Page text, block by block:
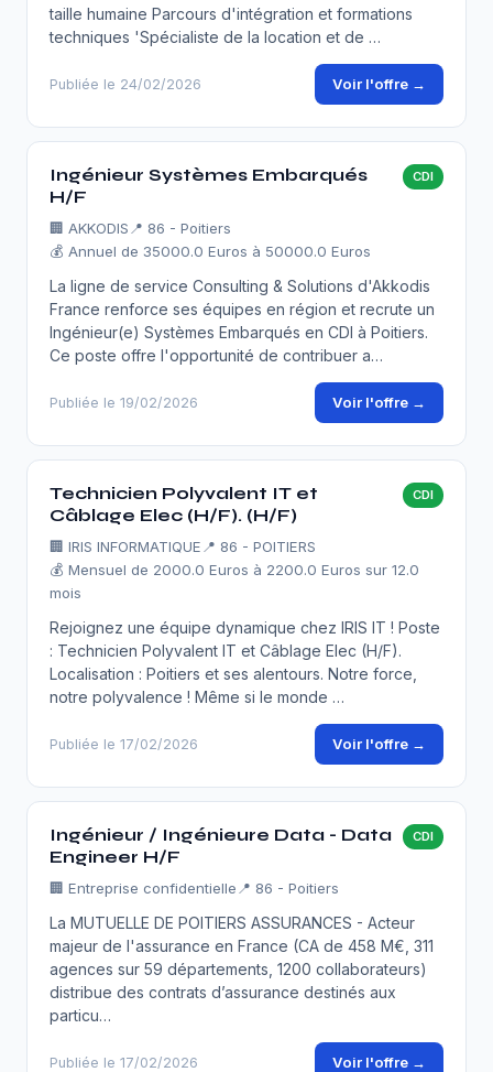
taille humaine Parcours d'intégration et formations
techniques 'Spécialiste de la location et de …
Publiée le 24/02/2026 Voir l'offre →
Ingénieur Systèmes Embarqués
H/F
CDI
🏢 AKKODIS 📍 86 - Poitiers
💰 Annuel de 35000.0 Euros à 50000.0 Euros
La ligne de service Consulting & Solutions d'Akkodis
France renforce ses équipes en région et recrute un
Ingénieur(e) Systèmes Embarqués en CDI à Poitiers.
Ce poste offre l'opportunité de contribuer a…
Publiée le 19/02/2026 Voir l'offre →
Technicien Polyvalent IT et
Câblage Elec (H/F). (H/F)
CDI
🏢 IRIS INFORMATIQUE 📍 86 - POITIERS
💰 Mensuel de 2000.0 Euros à 2200.0 Euros sur 12.0
mois
Rejoignez une équipe dynamique chez IRIS IT ! Poste
: Technicien Polyvalent IT et Câblage Elec (H/F).
Localisation : Poitiers et ses alentours. Notre force,
notre polyvalence ! Même si le monde …
Publiée le 17/02/2026 Voir l'offre →
Ingénieur / Ingénieure Data - Data
Engineer H/F
CDI
🏢 Entreprise confidentielle 📍 86 - Poitiers
La MUTUELLE DE POITIERS ASSURANCES - Acteur
majeur de l'assurance en France (CA de 458 M€, 311
agences sur 59 départements, 1200 collaborateurs)
distribue des contrats d’assurance destinés aux
particu…
Publiée le 17/02/2026 Voir l'offre →